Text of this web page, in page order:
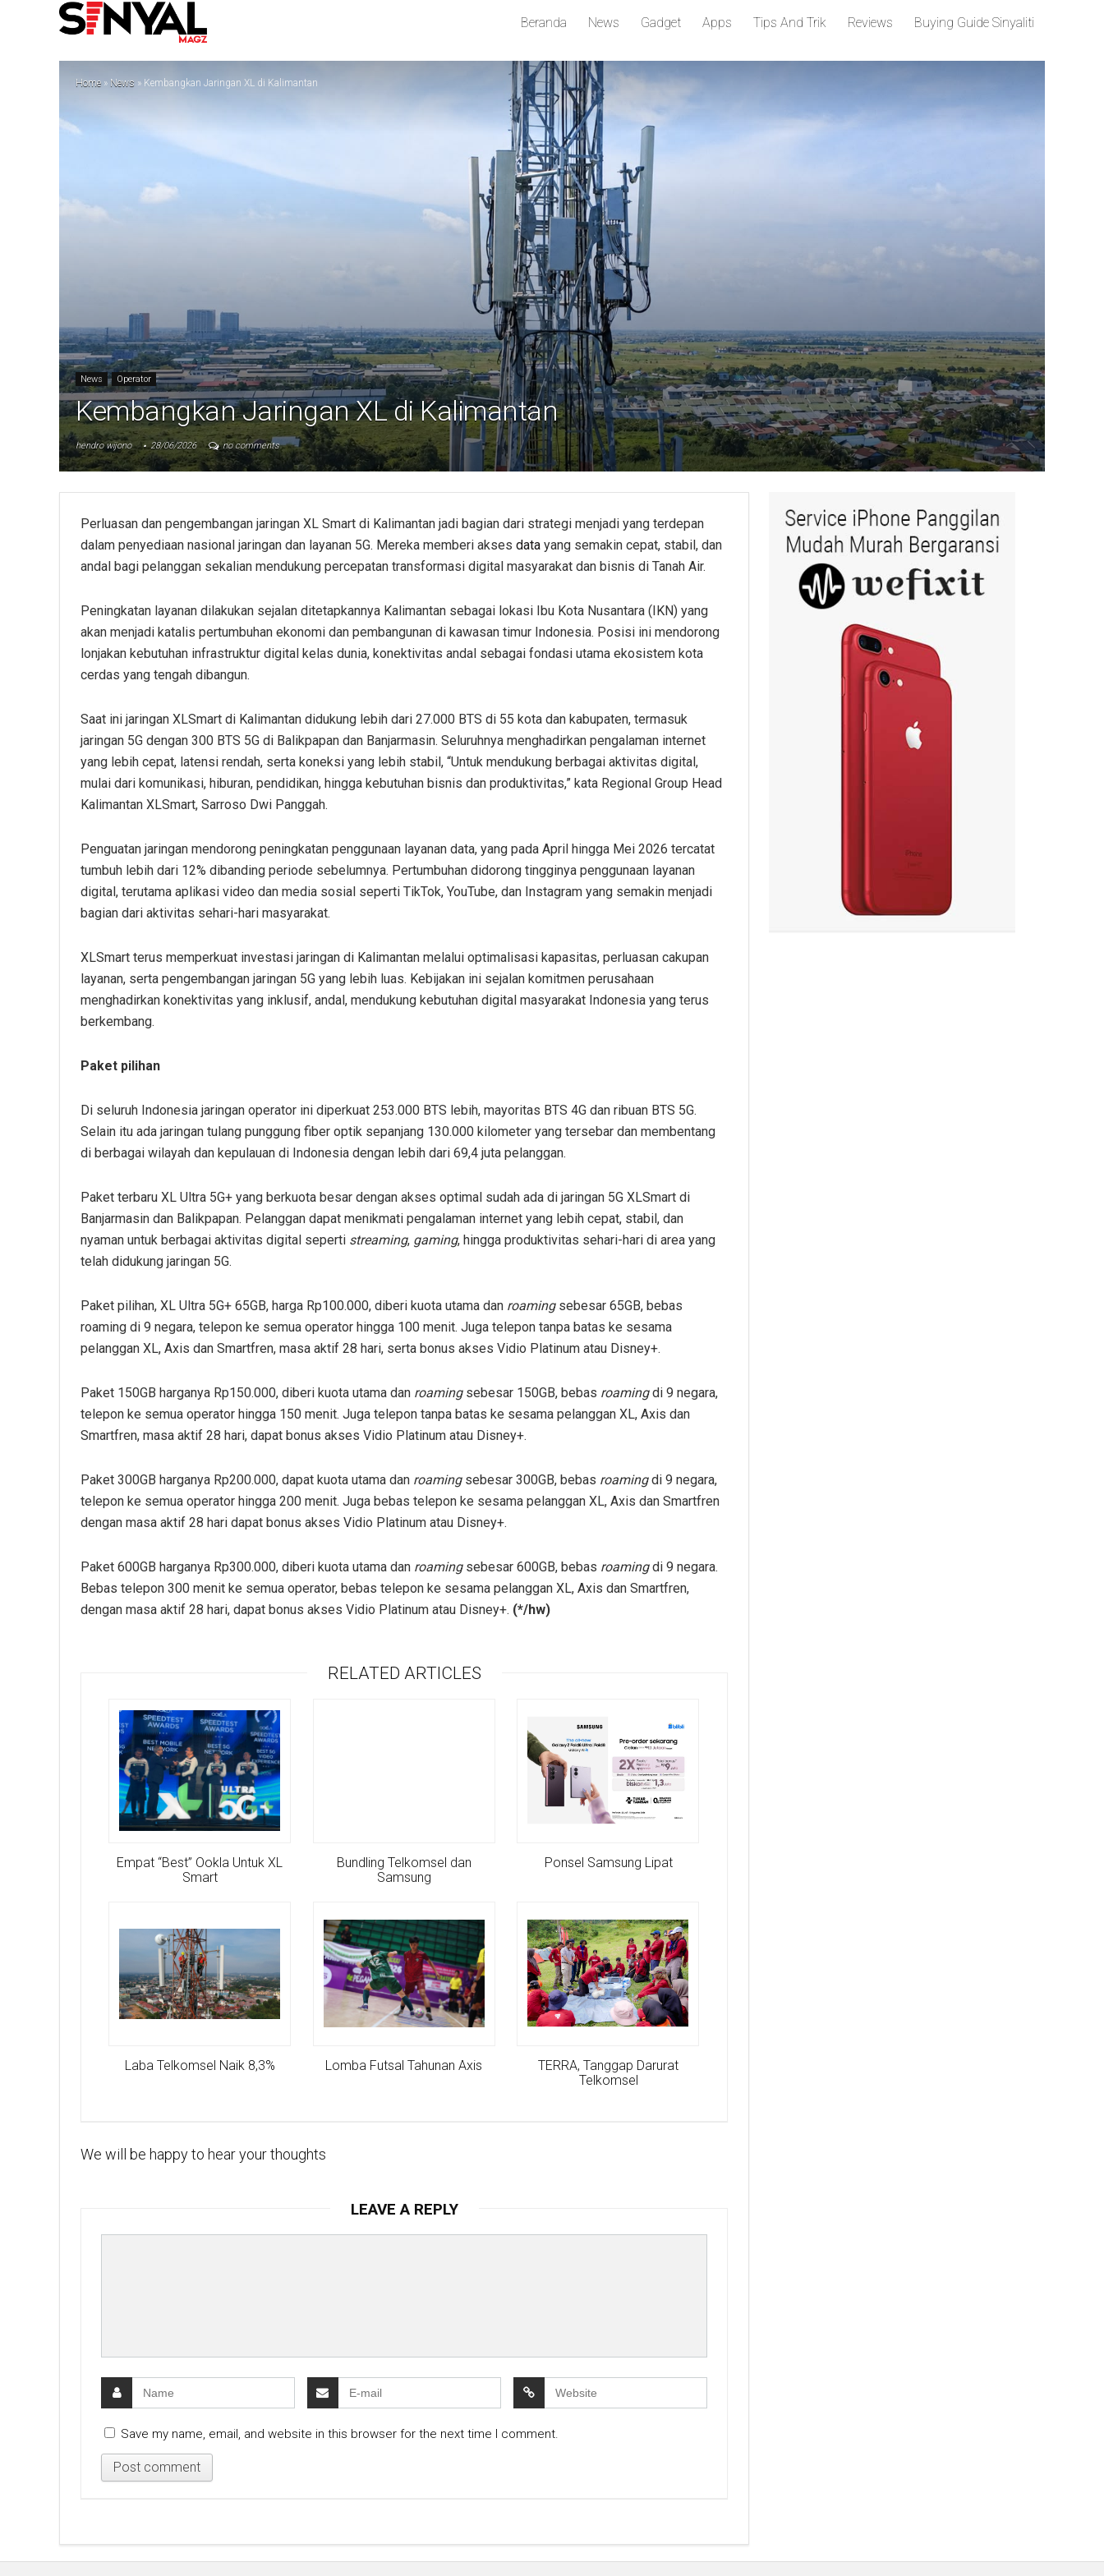
Beranda News Gadget Apps Tips And Trik Reviews Buying Guide Sinyaliti
Home » News » Kembangkan Jaringan XL di Kalimantan
News Operator
Kembangkan Jaringan XL di Kalimantan
hendro wijono 28/06/2026 no comments
Perluasan dan pengembangan jaringan XL Smart di Kalimantan jadi bagian dari strategi menjadi yang terdepan
dalam penyediaan nasional jaringan dan layanan 5G. Mereka memberi akses data yang semakin cepat, stabil, dan
andal bagi pelanggan sekalian mendukung percepatan transformasi digital masyarakat dan bisnis di Tanah Air.
Peningkatan layanan dilakukan sejalan ditetapkannya Kalimantan sebagai lokasi Ibu Kota Nusantara (IKN) yang
akan menjadi katalis pertumbuhan ekonomi dan pembangunan di kawasan timur Indonesia. Posisi ini mendorong
lonjakan kebutuhan infrastruktur digital kelas dunia, konektivitas andal sebagai fondasi utama ekosistem kota
cerdas yang tengah dibangun.
Saat ini jaringan XLSmart di Kalimantan didukung lebih dari 27.000 BTS di 55 kota dan kabupaten, termasuk
jaringan 5G dengan 300 BTS 5G di Balikpapan dan Banjarmasin. Seluruhnya menghadirkan pengalaman internet
yang lebih cepat, latensi rendah, serta koneksi yang lebih stabil, “Untuk mendukung berbagai aktivitas digital,
mulai dari komunikasi, hiburan, pendidikan, hingga kebutuhan bisnis dan produktivitas,” kata Regional Group Head
Kalimantan XLSmart, Sarroso Dwi Panggah.
Penguatan jaringan mendorong peningkatan penggunaan layanan data, yang pada April hingga Mei 2026 tercatat
tumbuh lebih dari 12% dibanding periode sebelumnya. Pertumbuhan didorong tingginya penggunaan layanan
digital, terutama aplikasi video dan media sosial seperti TikTok, YouTube, dan Instagram yang semakin menjadi
bagian dari aktivitas sehari-hari masyarakat.
XLSmart terus memperkuat investasi jaringan di Kalimantan melalui optimalisasi kapasitas, perluasan cakupan
layanan, serta pengembangan jaringan 5G yang lebih luas. Kebijakan ini sejalan komitmen perusahaan
menghadirkan konektivitas yang inklusif, andal, mendukung kebutuhan digital masyarakat Indonesia yang terus
berkembang.
Paket pilihan
Di seluruh Indonesia jaringan operator ini diperkuat 253.000 BTS lebih, mayoritas BTS 4G dan ribuan BTS 5G.
Selain itu ada jaringan tulang punggung fiber optik sepanjang 130.000 kilometer yang tersebar dan membentang
di berbagai wilayah dan kepulauan di Indonesia dengan lebih dari 69,4 juta pelanggan.
Paket terbaru XL Ultra 5G+ yang berkuota besar dengan akses optimal sudah ada di jaringan 5G XLSmart di
Banjarmasin dan Balikpapan. Pelanggan dapat menikmati pengalaman internet yang lebih cepat, stabil, dan
nyaman untuk berbagai aktivitas digital seperti streaming, gaming, hingga produktivitas sehari-hari di area yang
telah didukung jaringan 5G.
Paket pilihan, XL Ultra 5G+ 65GB, harga Rp100.000, diberi kuota utama dan roamingsebesar 65GB, bebas
roaming di 9 negara, telepon ke semua operator hingga 100 menit. Juga telepon tanpa batas ke sesama
pelanggan XL, Axis dan Smartfren, masa aktif 28 hari, serta bonus akses Vidio Platinum atau Disney+.
Paket 150GB harganya Rp150.000, diberi kuota utama dan roamingsebesar 150GB, bebas roamingdi 9 negara,
telepon ke semua operator hingga 150 menit. Juga telepon tanpa batas ke sesama pelanggan XL, Axis dan
Smartfren, masa aktif 28 hari, dapat bonus akses Vidio Platinum atau Disney+.
Paket 300GB harganya Rp200.000, dapat kuota utama dan roamingsebesar 300GB, bebas roamingdi 9 negara,
telepon ke semua operator hingga 200 menit. Juga bebas telepon ke sesama pelanggan XL, Axis dan Smartfren
dengan masa aktif 28 hari dapat bonus akses Vidio Platinum atau Disney+.
Paket 600GB harganya Rp300.000, diberi kuota utama dan roamingsebesar 600GB, bebas roamingdi 9 negara.
Bebas telepon 300 menit ke semua operator, bebas telepon ke sesama pelanggan XL, Axis dan Smartfren,
dengan masa aktif 28 hari, dapat bonus akses Vidio Platinum atau Disney+. (*/hw)
RELATED ARTICLES
Empat “Best” Ookla Untuk XL
Smart
Bundling Telkomsel dan
Samsung
Ponsel Samsung Lipat
Laba Telkomsel Naik 8,3% Lomba Futsal Tahunan Axis
TERRA, Tanggap Darurat
Telkomsel
We will be happy to hear your thoughts
LEAVE A REPLY
Save my name, email, and website in this browser for the next time I comment.